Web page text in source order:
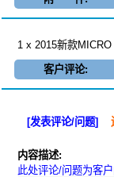
1 x 2015新款
客户评论:
[发表评论/问题]
内容描述:
此处评论/问题为客